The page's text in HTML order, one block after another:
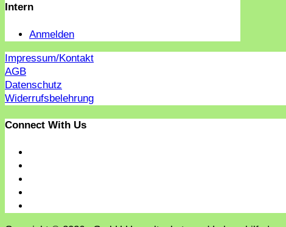
Intern
Anmelden
Impressum/Kontakt
AGB
Datenschutz
Widerrufsbelehrung
Connect With Us